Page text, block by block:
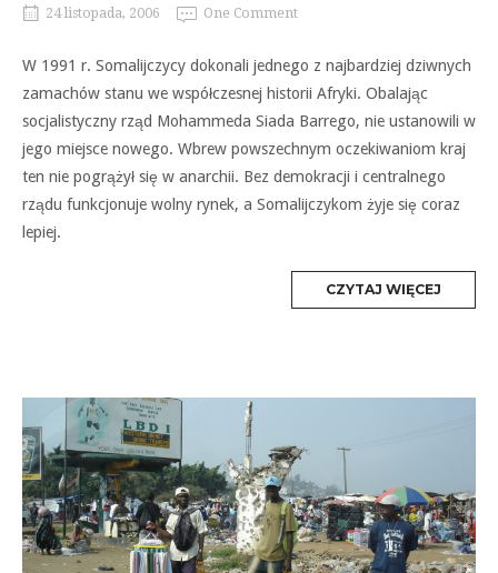
24 listopada, 2006 One Comment
W 1991 r. Somalijczycy dokonali jednego z najbardziej dziwnych
zamachów stanu we współczesnej historii Afryki. Obalając
socjalistyczny rząd Mohammeda Siada Barrego, nie ustanowili w
jego miejsce nowego. Wbrew powszechnym oczekiwaniom kraj
ten nie pogrążył się w anarchii. Bez demokracji i centralnego
rządu funkcjonuje wolny rynek, a Somalijczykom żyje się coraz
lepiej.
CZYTAJ WIĘCEJ